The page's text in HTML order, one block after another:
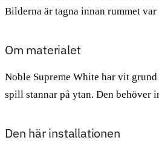
Bilderna är tagna innan rummet
Om materialet
Noble Supreme White har vit
spill stannar på ytan. Den behöver
Den här installationen